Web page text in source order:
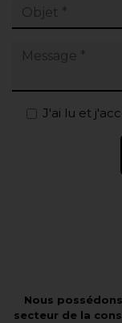
J'ai lu et
Nous
secteur de la